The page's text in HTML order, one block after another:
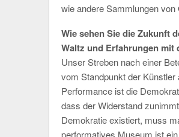
wie andere Sammlungen
Wie sehen Sie die Zukunft
Waltz und Erfahrungen mit
Unser Streben nach einer
vom Standpunkt der
Performance ist die
dass der Widerstand
Demokratie existiert, muss
performatives Museum ist